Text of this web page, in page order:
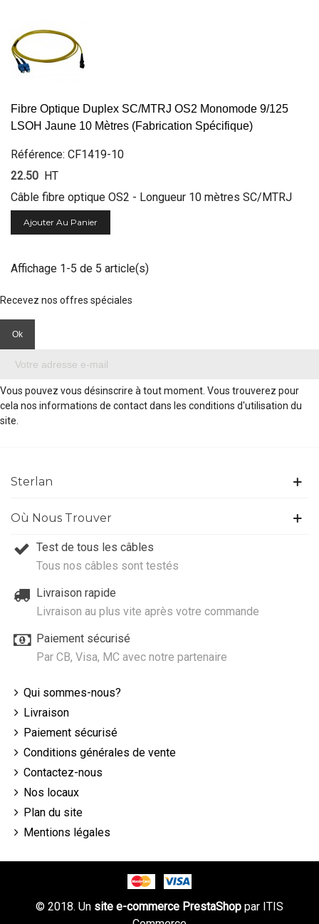
Fibre Optique Duplex SC/MTRJ OS2 Monomode 9/125
LSOH Jaune 10 Mètres (Fabrication Spécifique)
Référence: CF1419-10
22.50 HT
Câble fibre optique OS2 - Longueur 10 mètres SC/MTRJ
Ajouter Au Panier
Affichage 1-5 de 5 article(s)
Recevez nos offres spéciales
Vous pouvez vous désinscrire à tout moment. Vous trouverez pour
cela nos informations de contact dans les conditions d'utilisation du
site.
Sterlan
Où Nous Trouver
Test de tous les câbles
Tous nos câbles sont testés
Livraison rapide
Livraison au plus vite après votre commande
Paiement sécurisé
Par CB, Visa, MC avec notre partenaire
Qui sommes-nous?
Livraison
Paiement sécurisé
Conditions générales de vente
Contactez-nous
Nos locaux
Plan du site
Mentions légales
© 2018. Un site e-commerce PrestaShop par ITIS